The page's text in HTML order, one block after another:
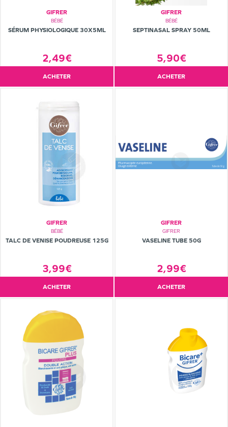
GIFRER
BÉBÉ
SÉRUM PHYSIOLOGIQUE 30X5ML
2,49€
ACHETER
GIFRER
BÉBÉ
SEPTINASAL SPRAY 50ML
5,90€
ACHETER
GIFRER
BÉBÉ
TALC DE VENISE POUDREUSE 125G
3,99€
ACHETER
GIFRER
GIFRER
VASELINE TUBE 50G
2,99€
ACHETER